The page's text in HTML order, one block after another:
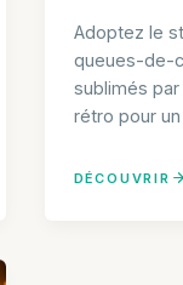
Adoptez le
queues-de-
sublimés
rétro pour
DÉCOUVRIR